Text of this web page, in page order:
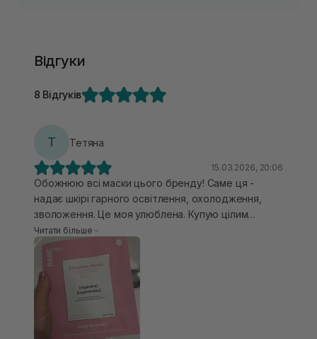
Відгуки
8 Відгуків
Т Тетяна
15.03.2026, 20:06
Обожнюю всі маски цього бренду! Саме ця -
надає шкірі гарного освітлення, охолодження,
зволоження. Це моя улюблена. Купую цілим
блоком, використовую у вечірній рутині. Вона в
мене на постійній основі!
Читати більше